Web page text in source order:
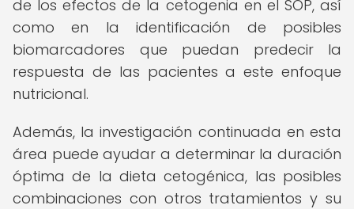
de los efectos de la cetogenia en el SOP, así
como en la identificación de posibles
biomarcadores que puedan predecir la
respuesta de las pacientes a este enfoque
nutricional.
Además, la investigación continuada en esta
área puede ayudar a determinar la duración
óptima de la dieta cetogénica, las posibles
combinaciones con otros tratamientos y su